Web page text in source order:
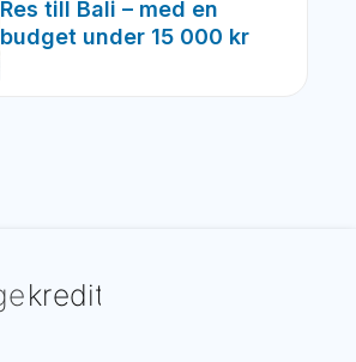
Res till Bali – med en
budget under 15 000 kr